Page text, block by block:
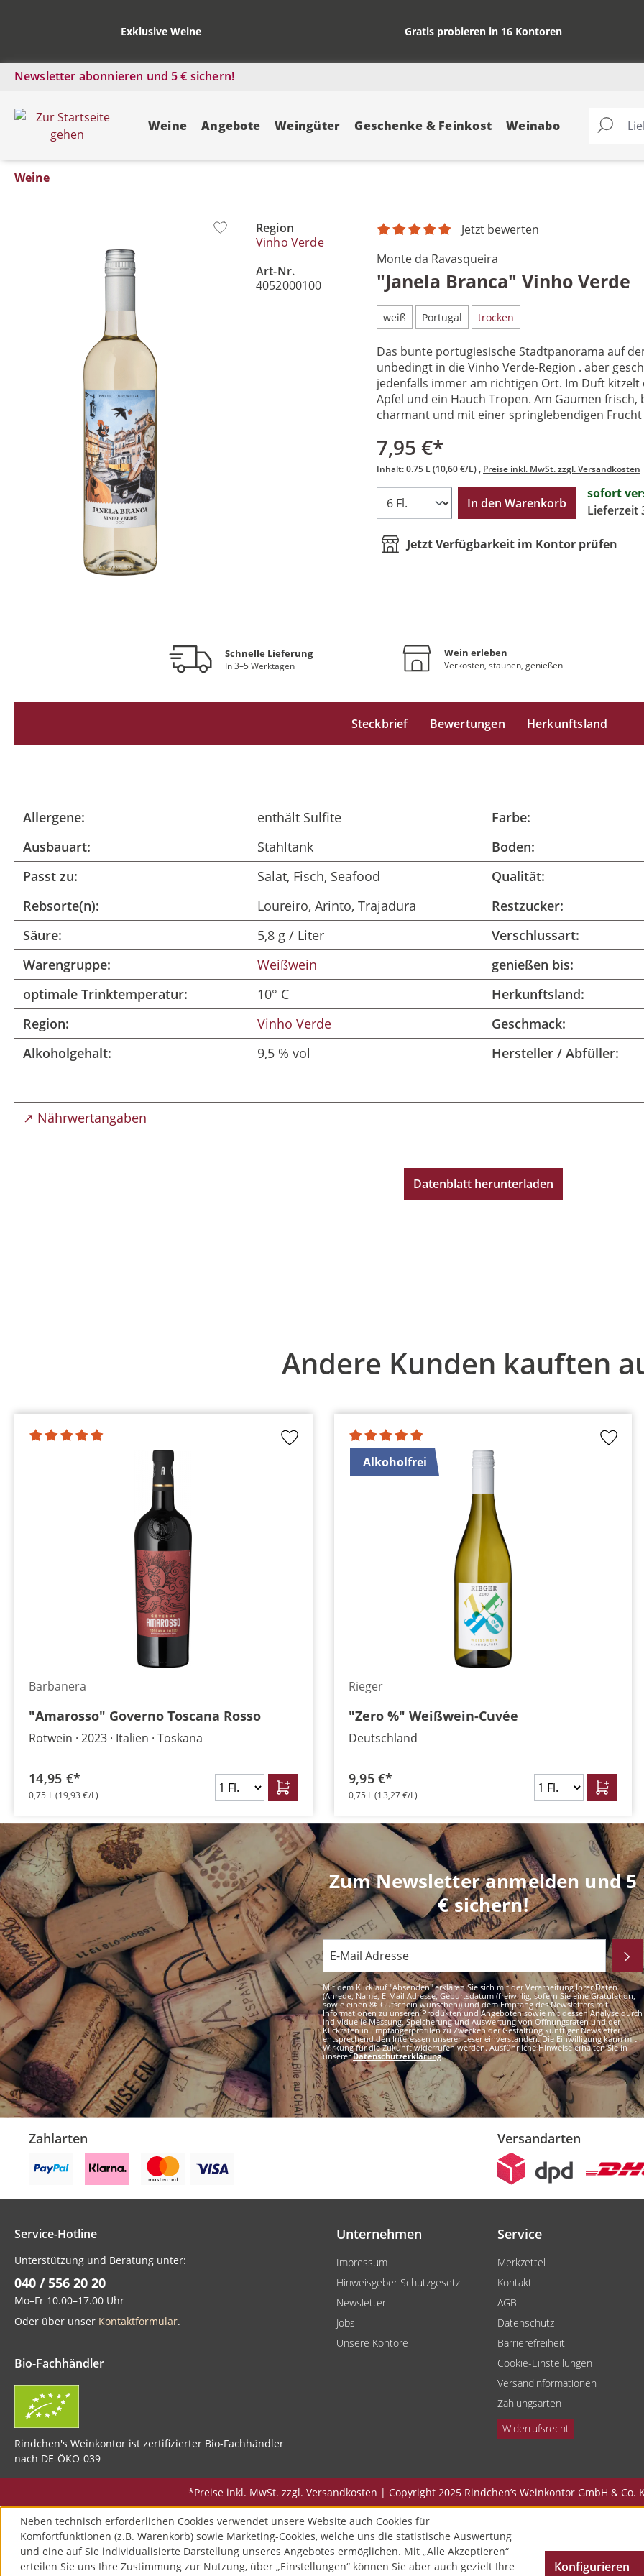
Exklusive Weine Gratis probieren in 16 Kontoren
Newsletter abonnieren und 5 € sichern!
Weine Angebote Weingüter Geschenke & Feinkost Weinabo
Weine
Region
Vinho Verde
Art-Nr.
4052000100
Jetzt bewerten
Monte da Ravasqueira
"Janela Branca" Vinho Verde
weiß Portugal trocken
Das bunte portugiesische Stadtpanorama auf
unbedingt in die Vinho Verde-Region . aber
jedenfalls immer am richtigen Ort. Im Duft
Apfel und ein Hauch Tropen. Am Gaumen
charmant und mit einer springlebendigen Frucht
7,95 €*
Inhalt:0.75 L(10,60 €/L) Preise inkl. MwSt. zzgl. Versandkosten
In den Warenkorb
sofort
Lieferzeit
Jetzt Verfügbarkeit im Kontor prüfen
Schnelle Lieferung
In 3–5 Werktagen
Wein erleben
Verkosten, staunen, genießen
Steckbrief Bewertungen Herkunftsland
Allergene: enthält Sulfite
Farbe:
Ausbauart:
Stahltank
Boden:
Passt zu:
Salat, Fisch, Seafood
Qualität:
Rebsorte(n):
Loureiro, Arinto, Trajadura
Restzucker:
Säure:
5,8 g / Liter
Verschlussart:
Warengruppe:
Weißwein
genießen bis:
optimale Trinktemperatur:
10° C
Herkunftsland:
Region:
Vinho Verde
Geschmack:
Alkoholgehalt:
9,5 % vol Hersteller / Abfüller:
↗ Nährwertangaben
Datenblatt herunterladen
Andere Kunden kauften
Barbanera
"Amarosso" Governo Toscana Rosso
Rotwein 2023 Italien Toskana
14,95 €*
0,75 L(19,93 €/L)
Alkoholfrei
Rieger
"Zero %" Weißwein-Cuvée
Deutschland
9,95 €*
0,75 L(13,27 €/L)
Zum Newsletter anmelden und 5
€ sichern!
Mit dem Klick auf "Absenden" erklären Sie sich mit der Verarbeitung Ihrer Daten
(Anrede, Name, E-Mail Adresse, Geburtsdatum (freiwillig, sofern Sie eine Gratulation,
sowie einen 8€ Gutschein wünschen)) und dem Empfang des Newsletters mit
Informationen zu unseren Produkten und Angeboten sowie mit dessen Analyse durch
individuelle Messung, Speicherung und Auswertung von Öffnungsraten und der
Klickraten in Empfängerprofilen zu Zwecken der Gestaltung künftiger Newsletter
entsprechend den Interessen unserer Leser einverstanden. Die Einwilligung kann mit
Wirkung für die Zukunft widerrufen werden. Ausführliche Hinweise erhalten Sie in
unsererDatenschutzerklärung.
Zahlarten Versandarten
Service-Hotline
Unterstützung und Beratung unter:
040 / 556 20 20
Mo–Fr 10.00–17.00 Uhr
Oder über unser Kontaktformular.
Bio-Fachhändler
Rindchen's Weinkontor ist zertifizierter Bio-Fachhändler
nach DE-ÖKO-039
Unternehmen
Impressum
Hinweisgeber Schutzgesetz
Newsletter
Jobs
Unsere Kontore
Service
Merkzettel
Kontakt
AGB
Datenschutz
Barrierefreiheit
Cookie-Einstellungen
Versandinformationen
Zahlungsarten
Widerrufsrecht
*Preise inkl. MwSt. zzgl. Versandkosten | Copyright 2025 Rindchen’s Weinkontor GmbH & Co.
Neben technisch erforderlichen Cookies verwendet unsere Website auch Cookies für
Komfortfunktionen (z.B. Warenkorb) sowie Marketing-Cookies, welche uns die statistische Auswertung
und eine auf Sie individualisierte Darstellung unseres Angebotes ermöglichen. Mit „Alle Akzeptieren“
erteilen Sie uns Ihre Zustimmung zur Nutzung, über „Einstellungen“ können Sie aber auch gezielt Ihre
Konfigurieren